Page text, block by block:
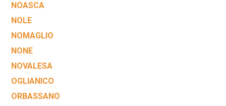
NOASCA
NOLE
NOMAGLIO
NONE
NOVALESA
OGLIANICO
ORBASSANO